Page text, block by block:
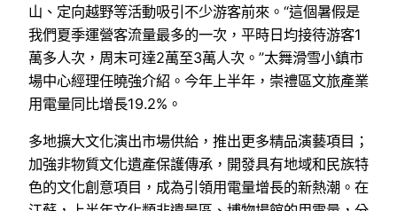
山、定向越野等活動吸引不少游客前來。“這個暑假是
我們夏季運營客流量最多的一次，平時日均接待游客1
萬多人次，周末可達2萬至3萬人次。”太舞滑雪小鎮市
場中心經理任曉強介紹。今年上半年，崇禮區文旅產業
用電量同比增長19.2%。
多地擴大文化演出市場供給，推出更多精品演藝項目；
加強非物質文化遺產保護傳承，開發具有地域和民族特
色的文化創意項目，成為引領用電量增長的新熱潮。在